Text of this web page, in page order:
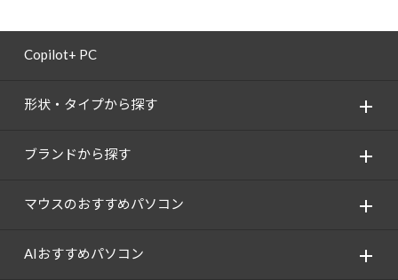
Copilot+ PC
形状・タイプから探す
ブランドから探す
マウスのおすすめパソコン
AIおすすめパソコン